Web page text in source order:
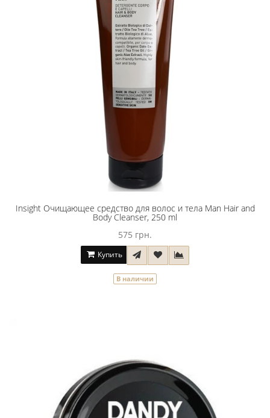
Insight Очищающее средство для волос и тела Man Hair and
Body Cleanser, 250 ml
575 грн.
Купить
В наличии